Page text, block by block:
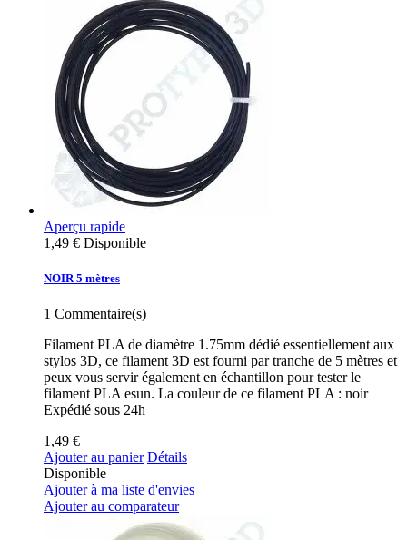
Aperçu rapide
1,49 € Disponible
NOIR 5 mètres
1 Commentaire(s)
Filament PLA de diamètre 1.75mm dédié essentiellement aux
stylos 3D, ce filament 3D est fourni par tranche de 5 mètres et
peux vous servir également en échantillon pour tester le
filament PLA esun. La couleur de ce filament PLA : noir
Expédié sous 24h
1,49 €
Ajouter au panier Détails
Disponible
Ajouter à ma liste d'envies
Ajouter au comparateur